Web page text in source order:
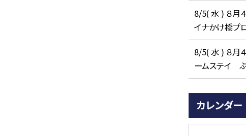
8/5( 水 ) ８月
イナかけ橋プ
8/5( 水 ) ８月
ームステイ
カレンダー